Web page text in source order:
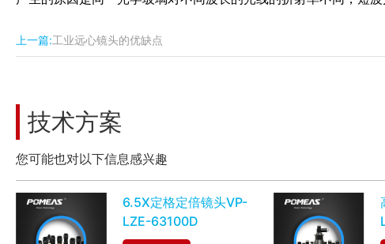
上一篇:工业远心镜头的优缺点
技术方案
您可能也对以下信息感兴趣
6.5X定格定倍镜头VP-
LZE-63100D